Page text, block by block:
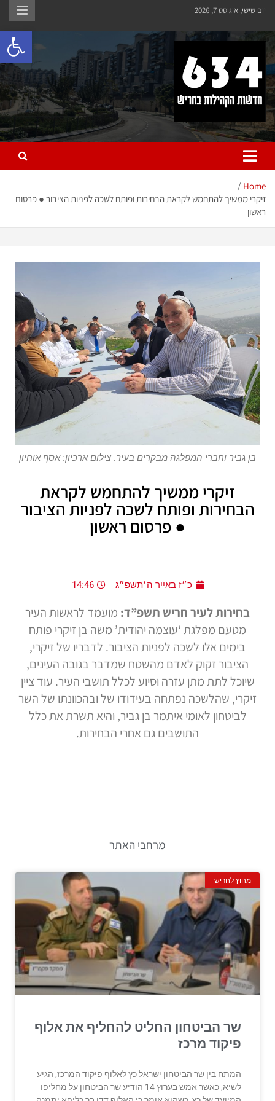
יום שישי, אוגוסט 7, 2026
חריש 634
חדשות הקהילות בחריש
Home
זיקרי ממשיך להתחמש לקראת הבחירות ופותח לשכה לפניות הציבור ● פרסום
ראשון
בן גביר וחברי המפלגה מבקרים בעיר. צילום ארכיון: אסף אוחיון
זיקרי ממשיך להתחמש לקראת
הבחירות ופותח לשכה לפניות הציבור
● פרסום ראשון
כ״ז באייר ה׳תשפ״ג 14:46
בחירות לעיר חריש תשפ”ד: מועמד לראשות העיר
מטעם מפלגת ‘עוצמה יהודית’ משה בן זיקרי פותח
בימים אלו לשכה לפניות הציבור. לדבריו של זיקרי,
הציבור זקוק לאדם מהשטח שמדבר בגובה העינים,
שיוכל לתת מתן עזרה וסיוע לכלל תושבי העיר. עוד ציין
זיקרי, שהלשכה נפתחה בעידודו של ובהכוונתו של השר
לביטחון לאומי איתמר בן גביר, והיא תשרת את כלל
התושבים גם אחרי הבחירות.
מרחבי האתר
מחוץ לחריש
שר הביטחון החליט להחליף את אלוף
פיקוד מרכז
המתח בין שר הביטחון ישראל כץ לאלוף פיקוד המרכז, הגיע
לשיא, כאשר אמש בערוץ 14 הודיע שר הביטחון על מחליפו